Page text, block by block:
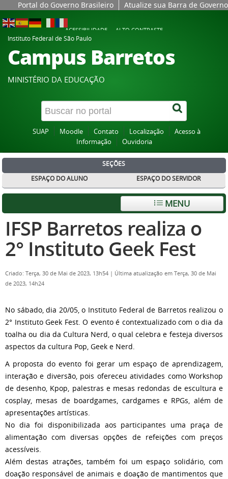
Portal do Governo Brasileiro Atualize sua Barra de Governo
ACESSIBILIDADE
ALTO CONTRASTE
Instituto Federal de São Paulo
Campus Barretos
MINISTÉRIO DA EDUCAÇÃO
SUAP Moodle Contato Localização
Acesso à
Informação
Ouvidoria
SEÇÕES
ESPAÇO DO ALUNO
ESPAÇO DO SERVIDOR
MENU
IFSP Barretos realiza o
2° Instituto Geek Fest
Criado: Terça, 30 de Mai de 2023, 13h54 | Última atualização em Terça, 30 de Mai
de 2023, 14h24
No sábado, dia 20/05, o Instituto Federal de Barretos realizou o
2° Instituto Geek Fest. O evento é contextualizado com o dia da
toalha ou dia da Cultura Nerd, o qual celebra e festeja diversos
aspectos da cultura Pop, Geek e Nerd.
A proposta do evento foi gerar um espaço de aprendizagem,
interação e diversão, pois ofereceu atividades como Workshop
de desenho, Kpop, palestras e mesas redondas de escultura e
cosplay, mesas de boardgames, cardgames e RPGs, além de
apresentações artísticas.
No dia foi disponibilizada aos participantes uma praça de
alimentação com diversas opções de refeições com preços
acessíveis.
Além destas atrações, também foi um espaço solidário, com
doação responsável de animais e doação de mantimentos que